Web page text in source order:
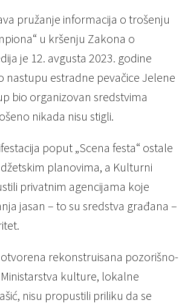
pružanje informacija o trošenju
u kršenju Zakona o
je 12. avgusta 2023. godine
estradne pevačice Jelene
bio organizovan sredstvima
nikada nisu stigli.
poput „Scena festa“ ostale
planovima, a Kulturni
privatnim agencijama koje
jasan – to su sredstva građana –
rekonstruisana pozorišno-
kulture, lokalne
nisu propustili priliku da se